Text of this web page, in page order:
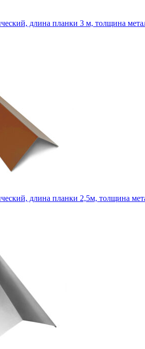
длина планки 3 м, толщина
длина планки 2,5м, толщина